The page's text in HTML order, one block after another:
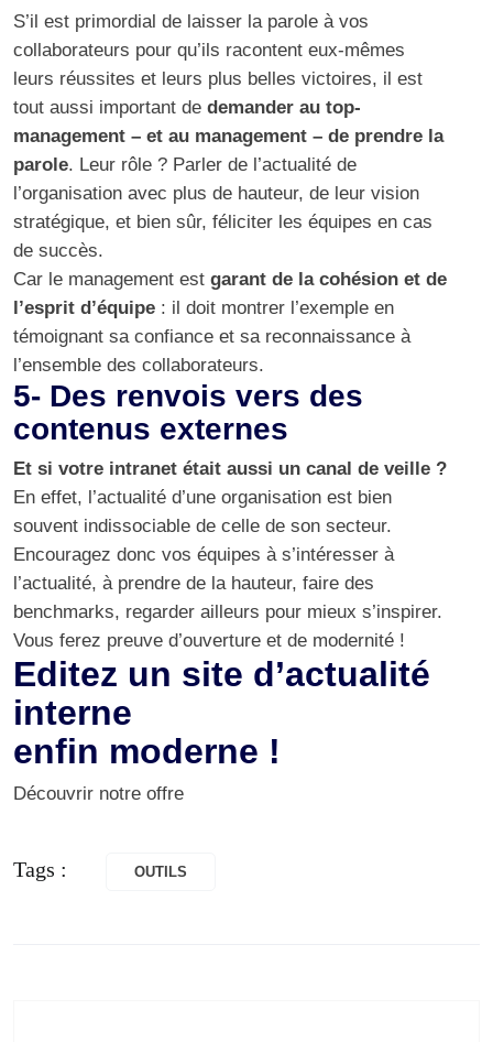
S’il est primordial de laisser la parole à vos
collaborateurs pour qu’ils racontent eux-mêmes
leurs réussites et leurs plus belles victoires, il est
tout aussi important de demander au top-
management – et au management – de prendre la
parole. Leur rôle ? Parler de l’actualité de
l’organisation avec plus de hauteur, de leur vision
stratégique, et bien sûr, féliciter les équipes en cas
de succès.
Car le management est garant de la cohésion et de
l’esprit d’équipe : il doit montrer l’exemple en
témoignant sa confiance et sa reconnaissance à
l’ensemble des collaborateurs.
5- Des renvois vers des
contenus externes
Et si votre intranet était aussi un canal de veille ?
En effet, l’actualité d’une organisation est bien
souvent indissociable de celle de son secteur.
Encouragez donc vos équipes à s’intéresser à
l’actualité, à prendre de la hauteur, faire des
benchmarks, regarder ailleurs pour mieux s’inspirer.
Vous ferez preuve d’ouverture et de modernité !
Editez un site d’actualité
interne
enfin moderne !
Découvrir notre offre
Tags : OUTILS